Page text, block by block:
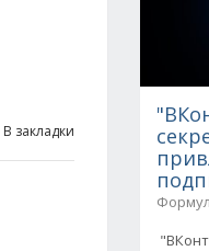
В закладки